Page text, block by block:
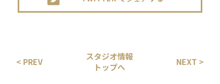
< PREV
スタジオ情報
トップへ
NEXT >